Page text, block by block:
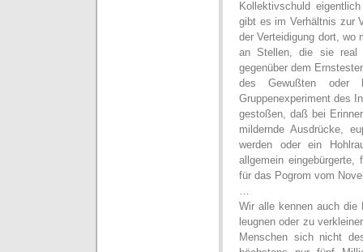
Kollektivschuld
gibt es im Verhältnis zur
der Verteidigung dort, wo
an Stellen, die sie real
gegenüber dem
des Gewußten
Gruppenexperiment des
gestoßen, daß bei
mildernde Ausdrücke,
werden oder ein
allgemein eingebürgerte,
für das Pogrom vom
…
Wir alle kennen auch die
leugnen oder zu
Menschen sich nicht